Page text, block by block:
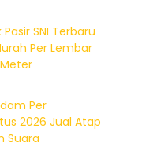
SNI Terbaru
Per Lembar
Per
2026 Jual Atap
Suara